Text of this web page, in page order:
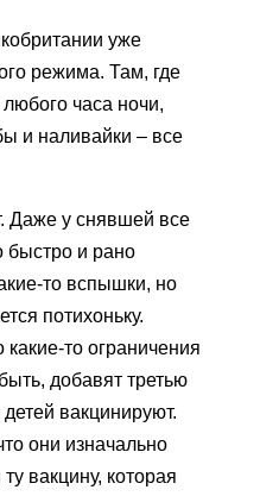
уже
режима. Там, где
часа ночи,
и наливайки – все
Даже у снявшей все
быстро и рано
то вспышки, но
потихоньку.
то ограничения
добавят третью
вакцинируют.
они изначально
вакцину, которая